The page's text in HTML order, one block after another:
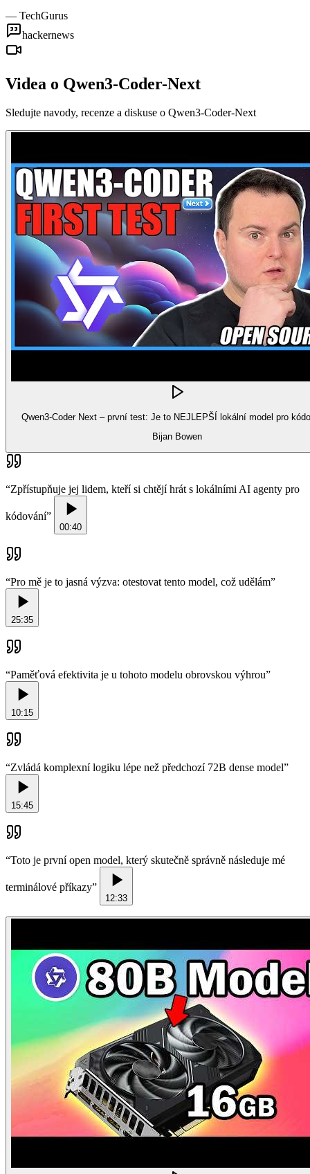
— TechGurus
hackernews
Videa o Qwen3-Coder-Next
Sledujte navody, recenze a diskuse o Qwen3-Coder-Next
Qwen3-Coder Next – první test: Je to NEJLEPŠÍ lokální model pro
Bijan Bowen
“Zpřístupňuje jej lidem, kteří si chtějí hrát s lokálními AI agenty pro
kódování”
00:40
“Pro mě je to jasná výzva: otestovat tento model, což udělám”
25:35
“Paměťová efektivita je u tohoto modelu obrovskou výhrou”
10:15
“Zvládá komplexní logiku lépe než předchozí 72B dense model”
15:45
“Toto je první open model, který skutečně správně následuje mé
terminálové příkazy”
12:33